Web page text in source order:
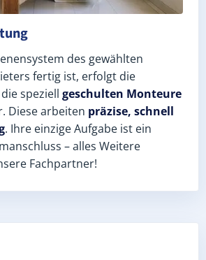
des gewählten
fertig ist, erfolgt die
speziell geschulten Monteure
Diese arbeiten präzise, schnell
. Ihre einzige Aufgabe ist ein
– alles Weitere
Fachpartner!